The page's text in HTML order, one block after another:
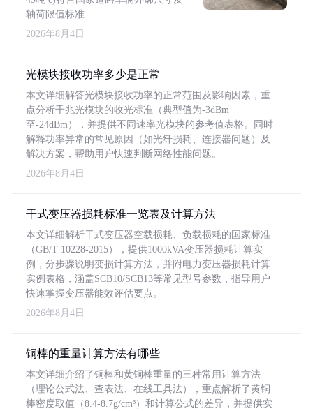
轴荷限值标准
2026年8月4日
光模块接收功率多少是正常
本文详细解答光模块接收功率的正常范围及影响因素，重
点分析千兆光模块的收光标准（典型值为-3dBm
至-24dBm），并提供不同速率光模块的参考值表格。同时
解释功率异常的常见原因（如光纤损耗、连接器问题）及
解决方案，帮助用户快速判断网络性能问题。
2026年8月4日
干式变压器损耗标准一览表及计算方法
本文详细解析干式变压器空载损耗、负载损耗的国家标准
（GB/T 10228-2015），提供1000kVA变压器损耗计算实
例，分步骤说明变损计算方法，并附电力变压器损耗计算
实例表格，涵盖SCB10/SCB13等常见型号参数，指导用户
快速掌握变压器能效评估要点。
2026年8月4日
铜棒的重量计算方法有哪些
本文详细介绍了铜棒和黄铜棒重量的三种常用计算方法
（理论公式法、查表法、在线工具法），重点解析了黄铜
棒密度取值（8.4-8.7g/cm³）和计算公式的差异，并提供实